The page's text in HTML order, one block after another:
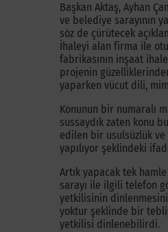
Başkan Aktaş, Ayhan
ve belediye sarayının
söz de çürütecek
İhaleyi alan firma ile
fabrikasının inşaat
projenin
yaparken vücut dili,
Konunun bir numaralı
sussaydık zaten konu
edilen bir usulsüzlük ve
yapılıyor şeklindeki
Artık yapacak tek
sarayı ile ilgili telefon
yetkilisinin dinlenmesini
yoktur şeklinde bir
yetkilisi dinlenebilirdi.